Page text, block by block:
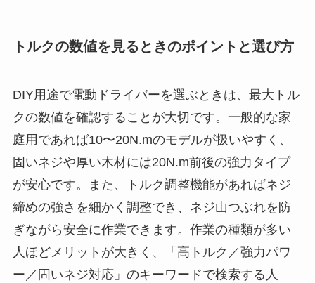
トルクの数値を見るときのポイントと選び方
DIY用途で電動ドライバーを選ぶときは、最大トル
クの数値を確認することが大切です。一般的な家
庭用であれば10〜20N.mのモデルが扱いやすく、
固いネジや厚い木材には20N.m前後の強力タイプ
が安心です。また、トルク調整機能があればネジ
締めの強さを細かく調整でき、ネジ山つぶれを防
ぎながら安全に作業できます。作業の種類が多い
人ほどメリットが大きく、「高トルク／強力パワ
ー／固いネジ対応」のキーワードで検索する人